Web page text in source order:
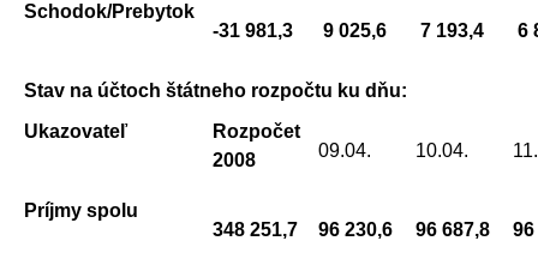
Schodok/Prebytok
-31 981,3
9 025,6 7 193,4 6
Stav na účtoch štátneho rozpočtu ku dňu:
Ukazovateľ
Rozpočet
2008
09.04. 10.04.
Príjmy spolu
348 251,7
96 230,6 96 687,8 96